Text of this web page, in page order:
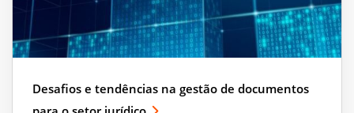
Desafios e tendências na gestão de documentos